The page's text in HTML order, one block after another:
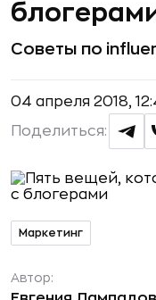
Советы по
04 апреля 2018,
Поделиться:
Маркетинг
Автор: